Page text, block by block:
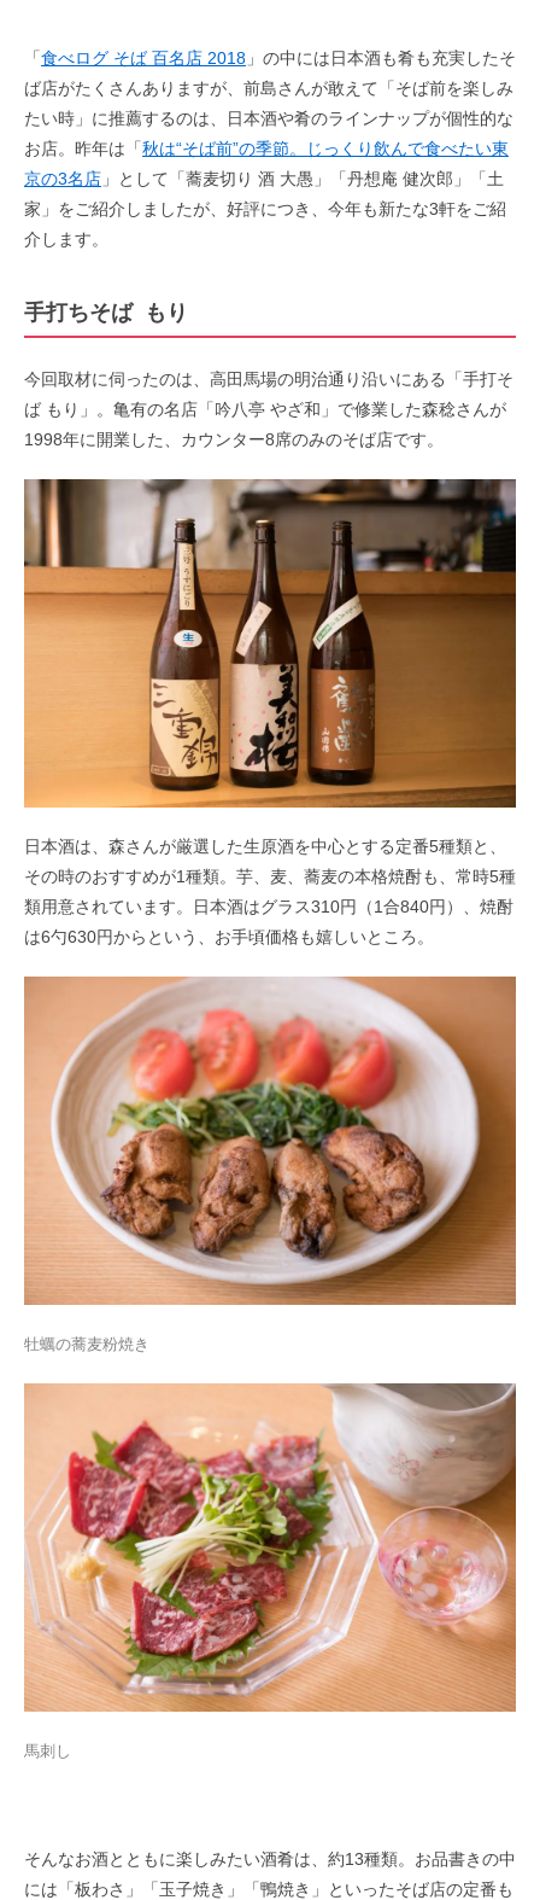
「食べログ そば 百名店 2018 」の中には日本酒も肴も充実したそ
ば店がたくさんありますが、前島さんが敢えて「そば前を楽しみ
たい時」に推薦するのは、日本酒や肴のラインナップが個性的な
お店。昨年は「秋は“そば前”の季節。じっくり飲んで食べたい東
京の3名店 」として「蕎麦切り 酒 大愚」「丹想庵 健次郎」「土
家」をご紹介しましたが、好評につき、今年も新たな3軒をご紹
介します。
手打ちそば もり
今回取材に伺ったのは、高田馬場の明治通り沿いにある「手打そ
ば もり」。亀有の名店「吟八亭 やざ和」で修業した森稔さんが
1998年に開業した、カウンター8席のみのそば店です。
日本酒は、森さんが厳選した生原酒を中心とする定番5種類と、
その時のおすすめが1種類。芋、麦、蕎麦の本格焼酎も、常時5種
類用意されています。日本酒はグラス310円（1合840円）、焼酎
は6勺630円からという、お手頃価格も嬉しいところ。
牡蠣の蕎麦粉焼き
馬刺し
そんなお酒とともに楽しみたい酒肴は、約13種類。お品書きの中
には「板わさ」「玉子焼き」「鴨焼き」といったそば店の定番も